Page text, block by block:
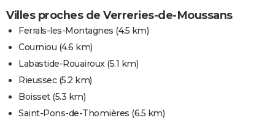
Dictionnaire
Biographies
Citations
Expressions
Proverbes
PROGRAMME TV
S'inscrire
Se connecter
Lycées
Collèges
Primaires
Universités
Entreprises
Service militaire
Avis de recherche
AVIS DE DÉCÈS
Villes proches de Verreries-de-Moussans
Ferrals-les-Montagnes (4.5 km)
Courniou (4.6 km)
Labastide-Rouairoux(5.1 km)
Rieussec(5.2 km)
Boisset(5.3 km)
Saint-Pons-de-Thomières (6.5 km)